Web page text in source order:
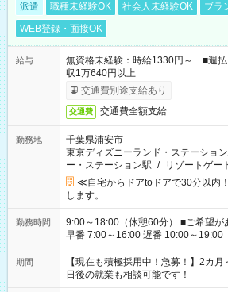
派遣 職種未経験OK 社会人未経験OK
ブラ
WEB登録・面接OK
給与
無資格未経験：時給1330円～ ■週
収1万640円以上
交通費別途支給あり
交通費 交通費全額支給
勤務地
千葉県浦安市
東京ディズニーランド・ステーショ
ー・ステーション駅 / リゾートゲー
/
…
≪自宅からドアtoドアで30分以内
します。
勤務時間
9:00～18:00（休憩60分） ■ご希望があれば下記シフトもOK！
早番 7:00～16:00 遅番 10:00～19:00 「家族と休みを合わせた
い」 「余裕を持って夕飯の準備がし
たくない」 など、ご希望を教えてくださいね。
の方へ 今ご覧のお仕事で希望する勤
の勤務時間。 合計で週40時間を超え
期間
【現在も積極採用中！急募！】2カ
日後の就業も相談可能です！